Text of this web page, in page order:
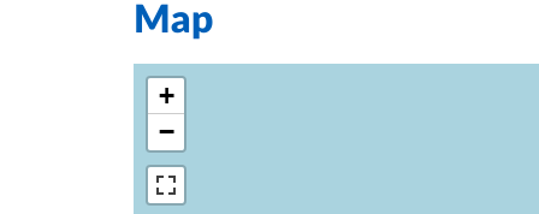
Map
+
−